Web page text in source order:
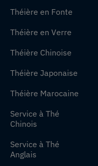
Théière en Fonte
Théière en Verre
Théière Chinoise
Théière Japonaise
Théière Marocaine
Service à Thé
Chinois
Service à Thé
Anglais